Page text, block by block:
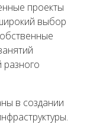
проекты
выбор
разного
в создании